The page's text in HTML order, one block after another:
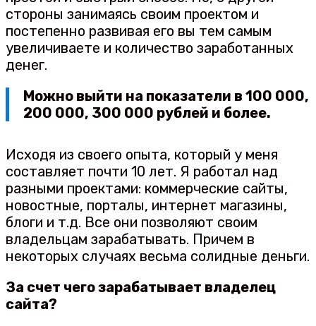
стороны занимаясь своим проектом и
постепенно развивая его вы тем самым
увеличиваете и количество заработанных
денег.
Можно выйти на показатели в 100 000,
200 000, 300 000 рублей и более.
Исходя из своего опыта, который у меня
составляет почти 10 лет. Я работал над
разными проектами: коммерческие сайты,
новостные, порталы, интернет магазины,
блоги и т.д. Все они позволяют своим
владельцам зарабатывать. Причем в
некоторых случаях весьма солидные деньги.
За счет чего зарабатывает владелец
сайта?